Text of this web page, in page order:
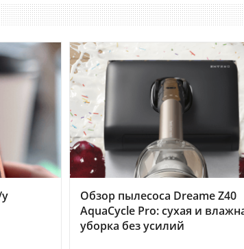
Обзор пылесоса Dreame Z40
AquaCycle Pro: сухая и
уборка без усилий